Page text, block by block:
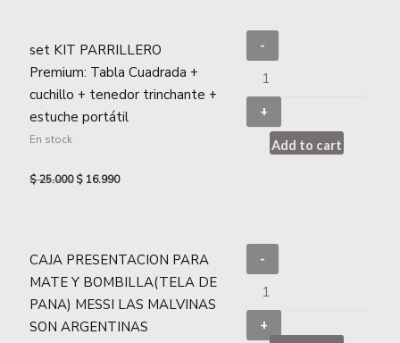
set KIT PARRILLERO
Premium: Tabla Cuadrada +
cuchillo + tenedor trinchante +
estuche portátil
En stock
$25.000 $ 16.990
-
+
Add to cart
CAJA PRESENTACION PARA
MATE Y BOMBILLA(TELA DE
PANA) MESSI LAS MALVINAS
SON ARGENTINAS
-
+